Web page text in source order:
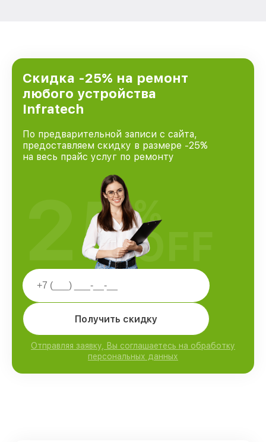
Скидка -25% на ремонт
любого устройства
Infratech
По предварительной записи с сайта,
предоставляем скидку в размере -25%
на весь прайс услуг по ремонту
Получить скидку
Отправляя заявку, Вы соглашаетесь на обработку
персональных данных
25%
OFF